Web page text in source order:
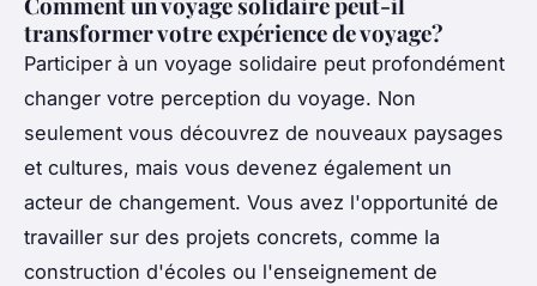
transformer votre expérience de voyage?
Participer à un voyage solidaire peut profondément
changer votre perception du voyage. Non
seulement vous découvrez de nouveaux paysages
et cultures, mais vous devenez également un
acteur de changement. Vous avez l'opportunité de
travailler sur des projets concrets, comme la
construction d'écoles ou l'enseignement de